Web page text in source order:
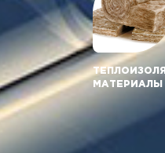
ТЕПЛОИЗОЛЯ
МАТЕРИАЛЫ